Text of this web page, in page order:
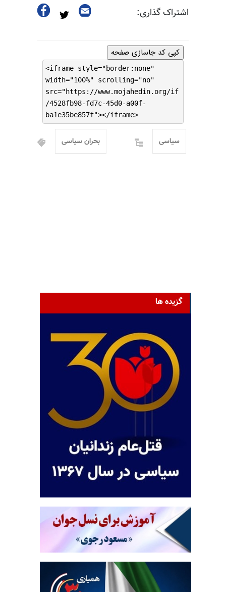
اشتراک گذاری:
کپی کد جاسازی صفحه
<iframe style="border:none"
width="100%" scrolling="no"
src="https://www.mojahedin.org/if
/4528fb98-fd7c-45d0-a00f-
ba1e35be857f"></iframe>
بحران سیاسی سیاسی
گزیده ها